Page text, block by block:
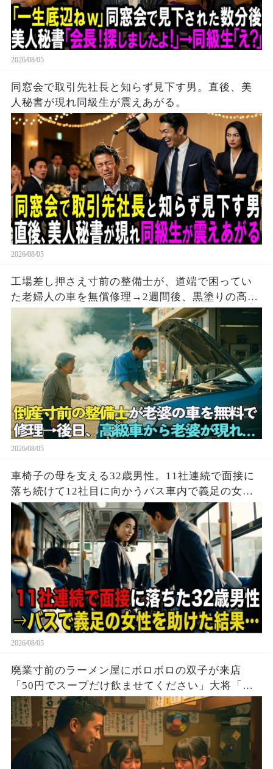
2026/08/05
同窓会で取引先社長と知らず見下す男。直後、美
人秘書が現れ同級生が震えあがる。
2026/08/05
工場差し押さえ寸前の整備士が、道端で困ってい
た老婦人の車を無償修理→2週間後、黒塗りの高級
2026/08/05
車椅子の母を支える32歳男性。11社連続で面接に
落ち続けて12社目に向かうバス車内で義足の女性
を助けた結果…
2026/08/05
廃業寸前のラーメン屋にボロボロの双子が来店
「50円でスープだけ飲ませてください」大将「大
盛り2つどうぞ！」→20年後、双子「お久しぶりで
す」実はこの子達…